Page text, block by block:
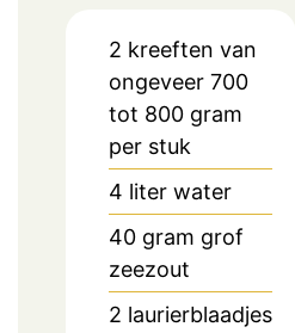
2 kreeften van
ongeveer 700
tot 800 gram
per stuk
4 liter water
40 gram grof
zeezout
2 laurierblaadjes